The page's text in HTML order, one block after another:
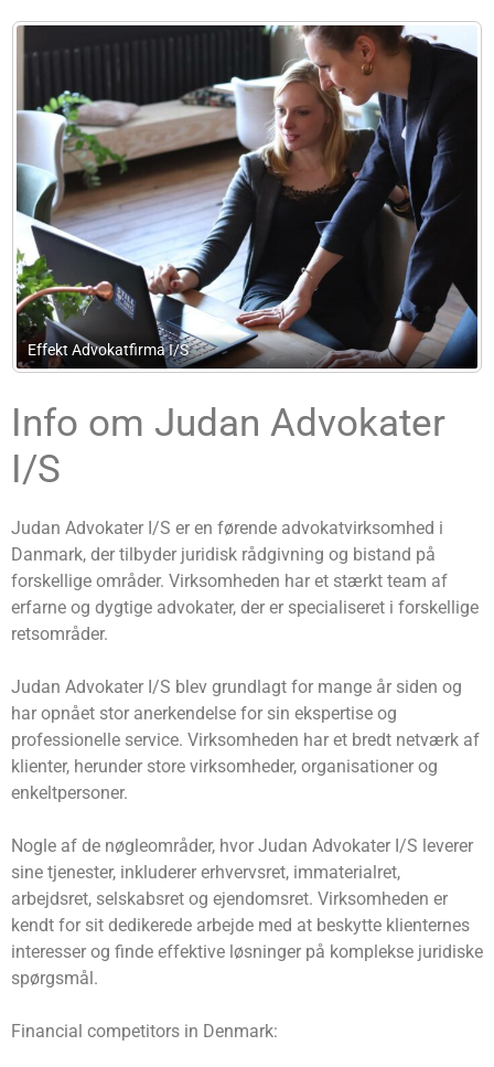
Mio Consult
Info om Judan Advokater
I/S
Judan Advokater I/S er en førende advokatvirksomhed i
Danmark, der tilbyder juridisk rådgivning og bistand på
forskellige områder. Virksomheden har et stærkt team af
erfarne og dygtige advokater, der er specialiseret i forskellige
retsområder.
Judan Advokater I/S blev grundlagt for mange år siden og
har opnået stor anerkendelse for sin ekspertise og
professionelle service. Virksomheden har et bredt netværk af
klienter, herunder store virksomheder, organisationer og
enkeltpersoner.
Nogle af de nøgleområder, hvor Judan Advokater I/S leverer
sine tjenester, inkluderer erhvervsret, immaterialret,
arbejdsret, selskabsret og ejendomsret. Virksomheden er
kendt for sit dedikerede arbejde med at beskytte klienternes
interesser og finde effektive løsninger på komplekse juridiske
spørgsmål.
Financial competitors in Denmark: